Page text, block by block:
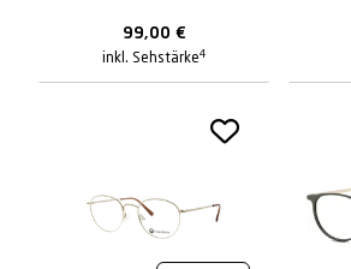
99,00 €
inkl. Sehstärke4